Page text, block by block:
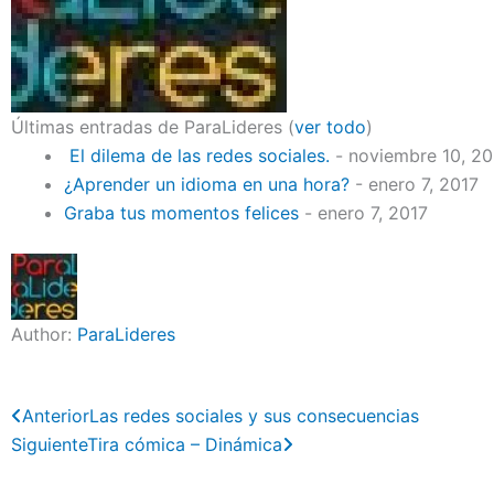
Últimas entradas de ParaLideres (ver todo)
El dilema de las redes sociales. - noviembre 10,
¿Aprender un idioma en una hora? - enero 7, 2017
Graba tus momentos felices - enero 7, 2017
Author: ParaLideres
Previo
AnteriorLas redes sociales y sus consecuencias
SiguienteTira cómica – Dinámica
Next